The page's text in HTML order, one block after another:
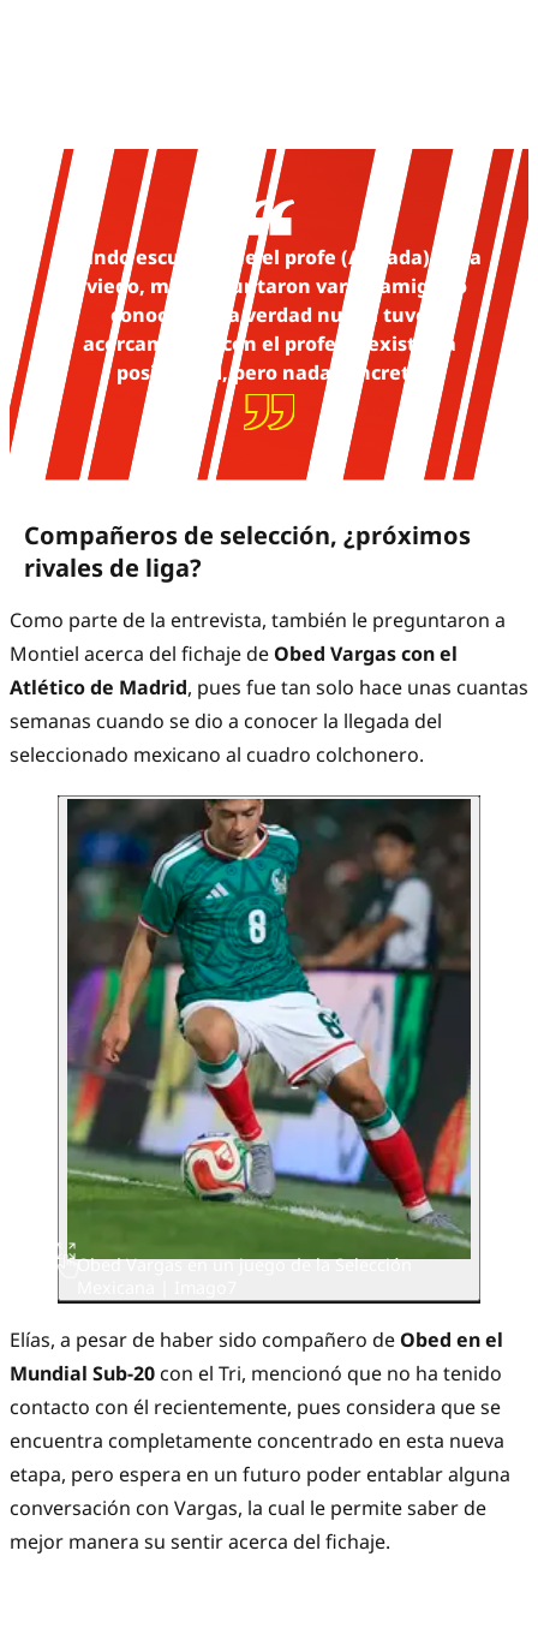
Cuando escuché que el profe (Almada) iba a
Oviedo, me preguntaron varios amigos o
conocidos. La verdad nunca tuvo
acercamiento con el profe; sí existía la
posibilidad, pero nada concreto
Compañeros de selección, ¿próximos
rivales de liga?
Como parte de la entrevista, también le preguntaron a
Montiel acerca del fichaje deObed Vargas con el
Atlético de Madrid, pues fue tan solo hace unas cuantas
semanas cuando se dio a conocer la llegada del
seleccionado mexicano al cuadro colchonero.
Obed Vargas en un juego de la Selección
Elías, a pesar de haber sido compañero deObed en el
Mundial Sub-20 con el Tri, mencionó que no ha tenido
contacto con él recientemente, pues considera que se
encuentra completamente concentrado en esta nueva
etapa, pero espera en un futuro poder entablar alguna
conversación con Vargas, la cual le permite saber de
mejor manera su sentir acerca del fichaje.